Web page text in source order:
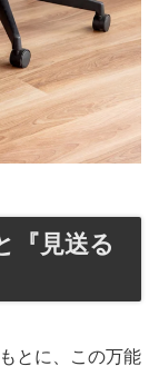
『見送る
とに、この万能